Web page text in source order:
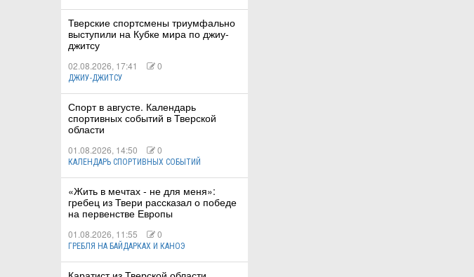
Тверские спортсмены триумфально
выступили на Кубке мира по джиу-
джитсу
02.08.2026, 17:41 0
ДЖИУ-ДЖИТСУ
Спорт в августе. Календарь
спортивных событий в Тверской
области
01.08.2026, 14:50 0
КАЛЕНДАРЬ СПОРТИВНЫХ СОБЫТИЙ
«Жить в мечтах - не для меня»:
гребец из Твери рассказал о победе
на первенстве Европы
01.08.2026, 11:55 0
ГРЕБЛЯ НА БАЙДАРКАХ И КАНОЭ